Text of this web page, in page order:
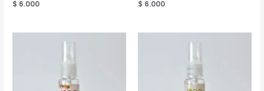
Valorado
en
$ 6.000
Valorado
en
$ 6.000